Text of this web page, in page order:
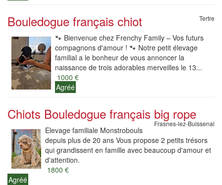
Bouledogue français chiot Tertre
​🐾 Bienvenue chez Frenchy Family – Vos futurs
compagnons d'amour ! 🐾 ​Notre petit élevage
familial a le bonheur de vous annoncer la
naissance de trois adorables merveilles le 13...
1000 €
Agréé
Chiots Bouledogue français big rope
Frasnes-lez-Buissenal
Elevage familiale Monstrobouls
depuis plus de 20 ans Vous propose 2 petits trésors
qui grandissent en famille avec beaucoup d'amour et
d'attention.
1800 €
Agréé